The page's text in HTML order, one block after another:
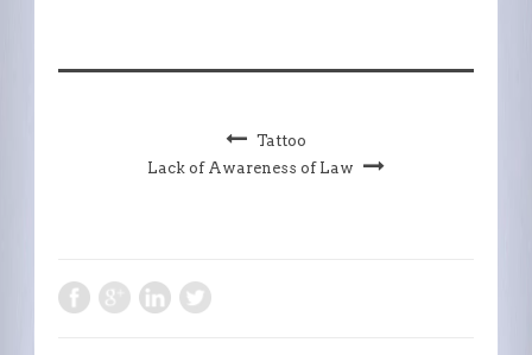
Tattoo
Lack of Awareness of Law